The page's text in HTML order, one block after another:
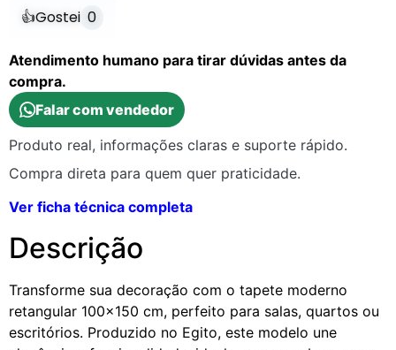
👍Gostei 0
Atendimento humano para tirar dúvidas antes da
compra.
Falar com vendedor
Produto real, informações claras e suporte rápido.
Compra direta para quem quer praticidade.
Ver ficha técnica completa
Descrição
Transforme sua decoração com o tapete moderno
retangular 100×150 cm, perfeito para salas, quartos ou
escritórios. Produzido no Egito, este modelo une